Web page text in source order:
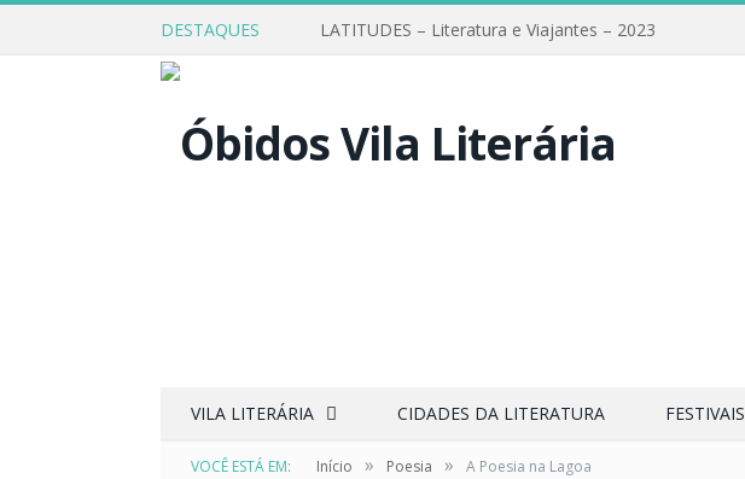
DESTAQUES LATITUDES – Literatura e Viajantes – 2023
VILA LITERÁRIA CIDADES DA LITERATURA FESTIVAIS
VOCÊ ESTÁ EM: Início » Poesia » A Poesia na Lagoa